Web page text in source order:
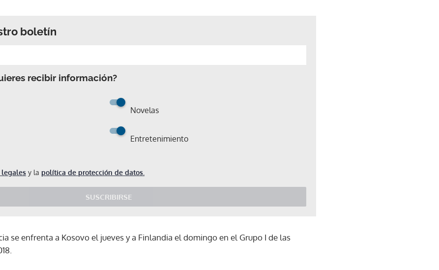
boletín
recibir información?
Novelas
Entretenimiento
legales y la política de protección de datos.
SUSCRIBIRSE
se enfrenta a Kosovo el jueves y a Finlandia el domingo en el Grupo I de las